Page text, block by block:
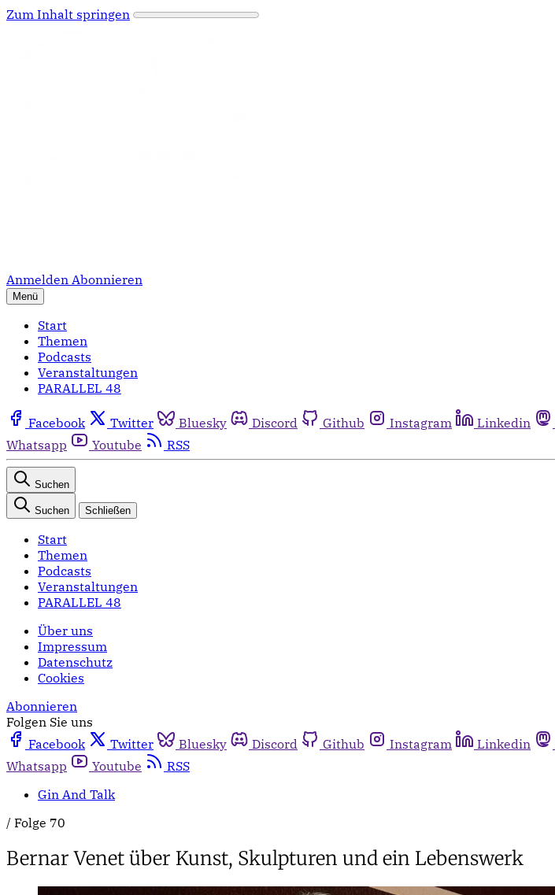
Zum Inhalt springen
Anmelden Abonnieren
Menü
Start
Themen
Podcasts
Veranstaltungen
PARALLEL 48
Facebook Twitter Bluesky Discord Github Instagram Linkedin
Whatsapp
Youtube RSS
Suchen
Suchen Schließen
Start
Themen
Podcasts
Veranstaltungen
PARALLEL 48
Über uns
Impressum
Datenschutz
Cookies
Abonnieren
Folgen Sie uns
Facebook
Twitter Bluesky Discord Github Instagram Linkedin
Whatsapp
Youtube
RSS
Gin And Talk
/ Folge 70
Bernar Venet über Kunst, Skulpturen und ein Lebenswerk